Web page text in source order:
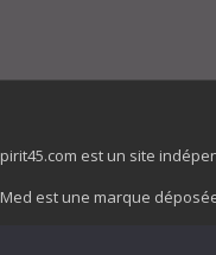
est un site
est une marque